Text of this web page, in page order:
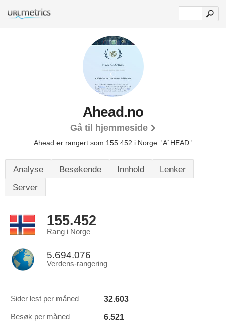
Ahead.no
Gå til hjemmeside
Ahead er rangert som 155.452 i Norge. 'A`HEAD.'
Analyse Besøkende Innhold
Lenker
Server
155.452
Rang i Norge
5.694.076
Verdens-rangering
Sider lest per måned 32.603
Besøk per måned 6.521